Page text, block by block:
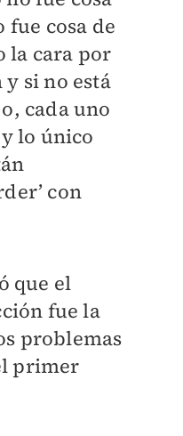
fue cosa de
la cara por
si no está
cada uno
lo único
con
que el
fue la
problemas
primer